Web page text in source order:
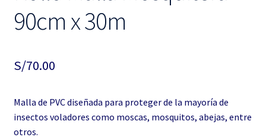
90cm x 30m
S/70.00
Malla de PVC diseñada para proteger de la mayoría de
insectos voladores como moscas, mosquitos, abejas, entre
otros.